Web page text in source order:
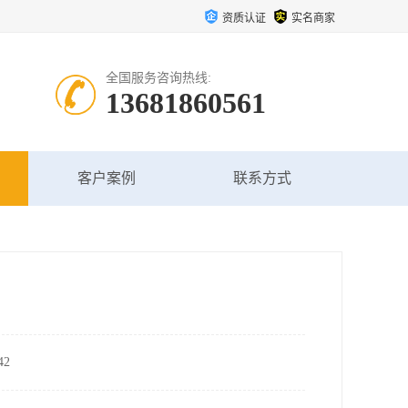
资质认证 实名商家
全国服务咨询热线:
13681860561
客户案例 联系方式